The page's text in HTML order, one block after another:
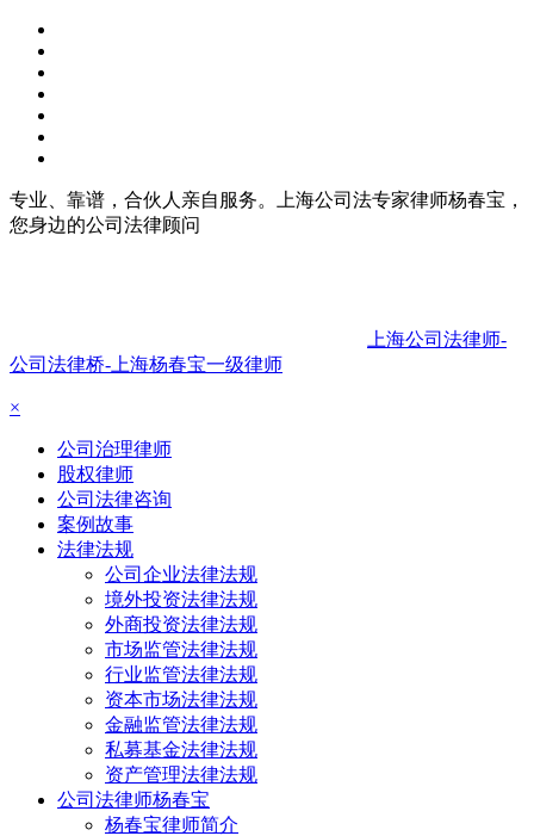
专业、靠谱，合伙人亲自服务。上海公司法专家律师杨春宝，
您身边的公司法律顾问
上海公司法律师-
公司法律桥-上海杨春宝一级律师
×
公司治理律师
股权律师
公司法律咨询
案例故事
法律法规
公司企业法律法规
境外投资法律法规
外商投资法律法规
市场监管法律法规
行业监管法律法规
资本市场法律法规
金融监管法律法规
私募基金法律法规
资产管理法律法规
公司法律师杨春宝
杨春宝律师简介